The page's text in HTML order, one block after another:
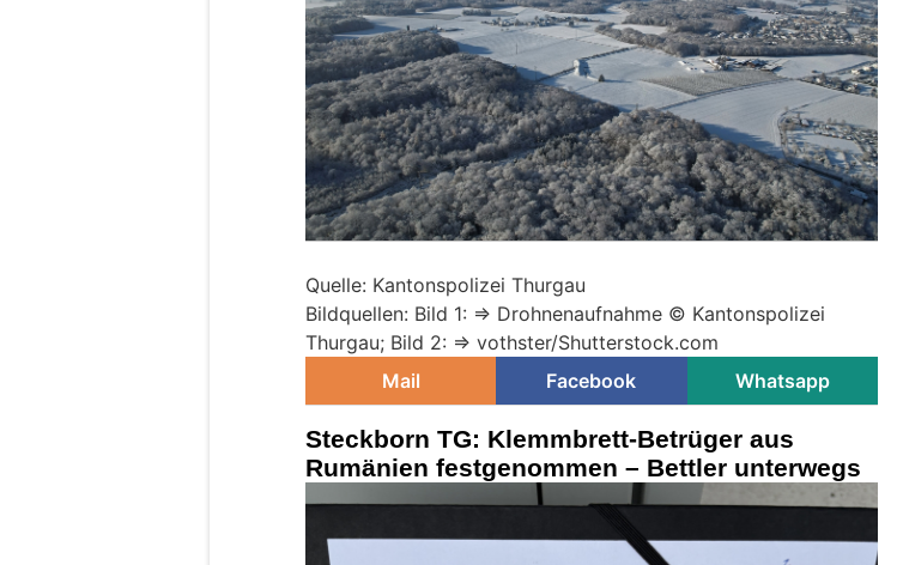
Quelle: Kantonspolizei Thurgau
Bildquellen: Bild 1: => Drohnenaufnahme © Kantonspolizei
Thurgau; Bild 2: => vothster/Shutterstock.com
Mail
Facebook Whatsapp
Steckborn TG: Klemmbrett-Betrüger aus
Rumänien festgenommen – Bettler unterwegs